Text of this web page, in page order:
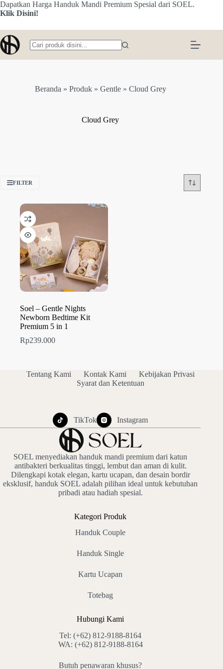
Skip
to
Dapatkan Harga Handuk Mandi Premium Spesial dari SOEL.
Klik Disini!
Beranda » Produk» Gentle» Cloud Grey
Cloud Grey
FILTER
Soel – Gentle Nights
Newborn Bedtime Kit
Premium 5 in 1
Rp239.000
Tentang Kami Kontak Kami
Kebijakan Privasi
Syarat dan Ketentuan
TikTok Instagram
SOEL menyediakan handuk mandi premium dari katun
antibakteri berkualitas tinggi, lembut dan aman di kulit.
Dilengkapi kotak elegan, kartu ucapan, dan desain bordir
eksklusif, handuk SOEL adalah pilihan ideal untuk kebutuhan
pribadi atau hadiah spesial.
Kategori Produk
Handuk Couple
Handuk Single
Kartu Ucapan
Totebag
Hubungi Kami
Tel:(+62) 812-9188-8164
WA: (+62) 812-9188-8164
Butuh penawaran khusus?